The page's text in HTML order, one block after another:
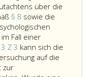
des
Absatz
3
a,
eine
Nachschulung
über die
§ 8 sowie die
Fall einer
Z 3 kann sich die
auf die
zur